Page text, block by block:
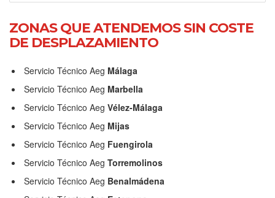
ZONAS QUE ATENDEMOS SIN COSTE
DE DESPLAZAMIENTO
Servicio Técnico Aeg Málaga
Servicio Técnico Aeg Marbella
Servicio Técnico Aeg Vélez-Málaga
Servicio Técnico Aeg Mijas
Servicio Técnico Aeg Fuengirola
Servicio Técnico Aeg Torremolinos
Servicio Técnico Aeg Benalmádena